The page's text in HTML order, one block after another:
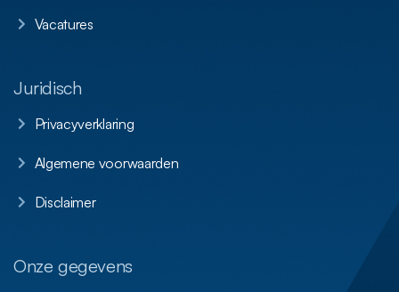
Vacatures
Juridisch
Privacyverklaring
Algemene voorwaarden
Disclaimer
Onze gegevens